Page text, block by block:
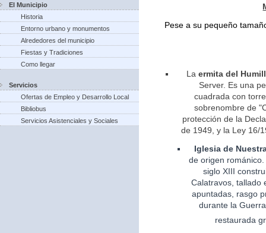
El Municipio
Historia
Entorno urbano y monumentos
Alrededores del municipio
Fiestas y Tradiciones
Como llegar
Servicios
Ofertas de Empleo y Desarrollo Local
Bibliobus
Servicios Asistenciales y Sociales
Pese a su pequeño
La ermita del
Server. Es una
cuadrada con
sobrenombre de
protección de la
de 1949, y la Ley 16/
Iglesia de
deorigen
siglo XIII
Calatravos, tallado
apuntadas, rasgo
durante la
restaurada